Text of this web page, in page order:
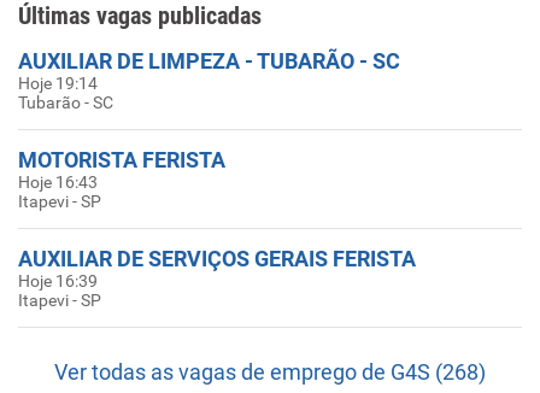
Últimas vagas publicadas
AUXILIAR DE LIMPEZA - TUBARÃO - SC
Hoje 19:14
Tubarão - SC
MOTORISTA FERISTA
Hoje 16:43
Itapevi - SP
AUXILIAR DE SERVIÇOS GERAIS FERISTA
Hoje 16:39
Itapevi - SP
Ver todas as vagas de emprego de G4S (268)